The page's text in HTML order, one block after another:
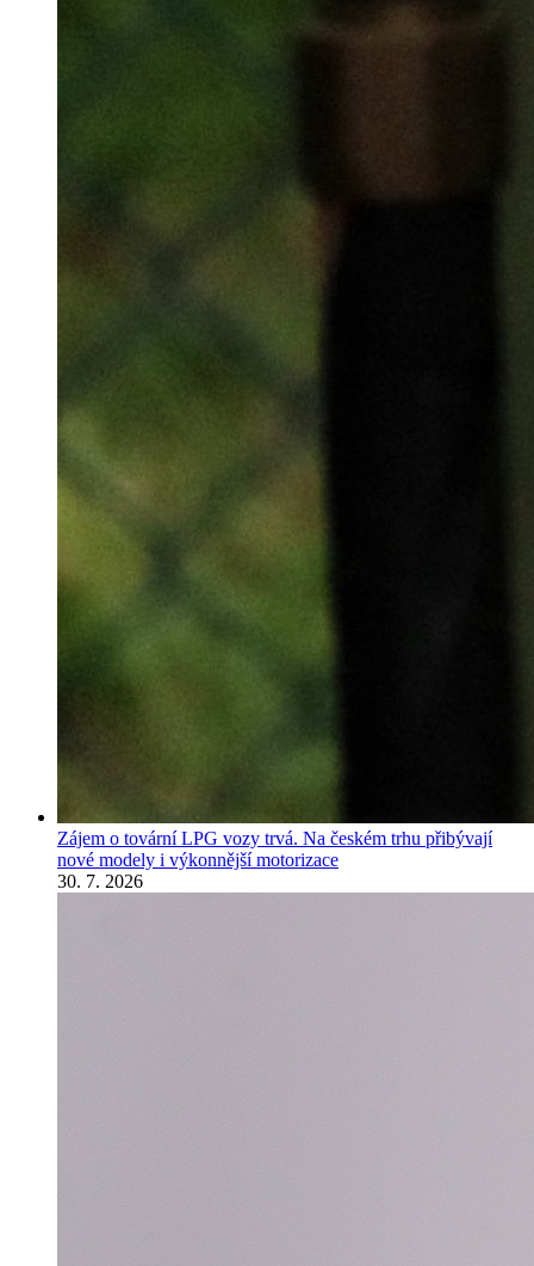
Zájem o tovární LPG vozy trvá. Na českém trhu přibývají
nové modely i výkonnější motorizace
30. 7. 2026